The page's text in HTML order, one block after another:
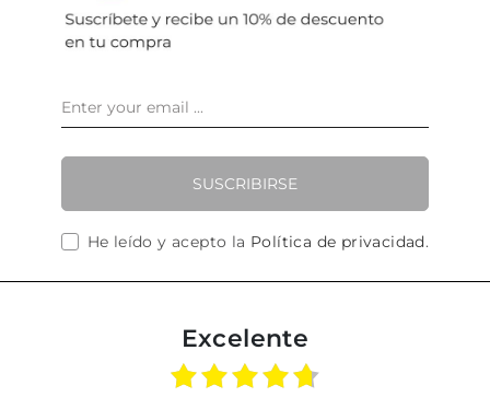
SUSCRIBIRSE
He leído y acepto la Política de privacidad.
Excelente